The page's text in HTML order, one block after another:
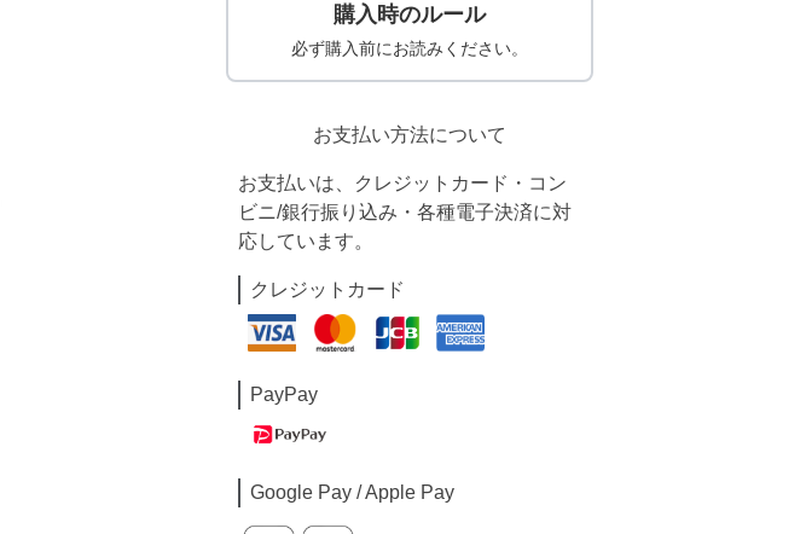
購入時のルール
必ず購入前にお読みください。
お支払い方法について
お支払いは、クレジットカード・コン
ビニ/銀行振り込み・各種電子決済に対
応しています。
クレジットカード
PayPay
Google Pay / Apple Pay